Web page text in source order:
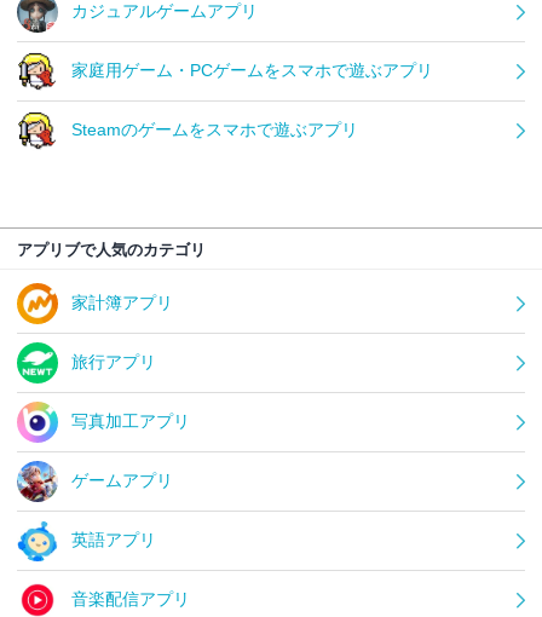
カジュアルゲームアプリ
家庭用ゲーム・PCゲームをスマホで遊ぶアプリ
Steamのゲームをスマホで遊ぶアプリ
アプリブで人気のカテゴリ
家計簿アプリ
旅行アプリ
写真加工アプリ
ゲームアプリ
英語アプリ
音楽配信アプリ